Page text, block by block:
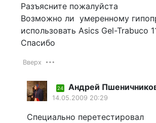
Разъясните пожалуйста
Возможно ли умеренному
использовать Asics Gel-Trabuco
Спасибо
Вверх
24 Андрей
14.05.2009 20:29
Cпециально перетестировал